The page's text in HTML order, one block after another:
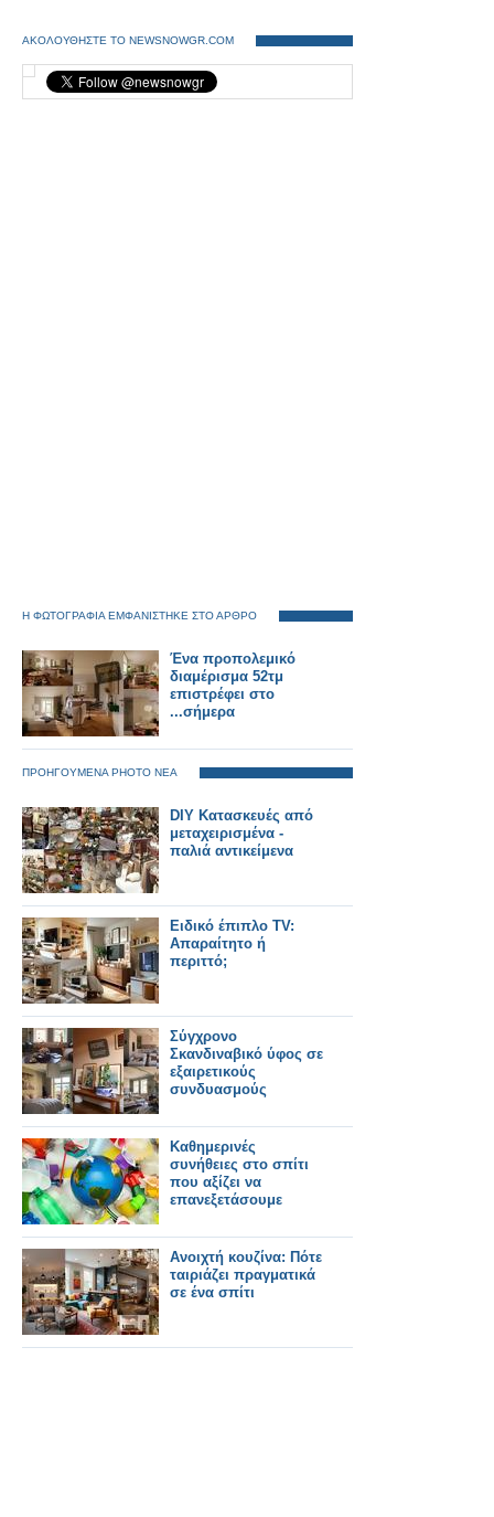
ΑΚΟΛΟΥΘΗΣΤΕ ΤΟ NEWSNOWGR.COM
Η ΦΩΤΟΓΡΑΦΙΑ ΕΜΦΑΝΙΣΤΗΚΕ ΣΤΟ ΑΡΘΡΟ
Ένα προπολεμικό
διαμέρισμα 52τμ
επιστρέφει στο
...σήμερα
ΠΡΟΗΓΟΥΜΕΝΑ PHOTO ΝΕΑ
DIY Κατασκευές από
μεταχειρισμένα -
παλιά αντικείμενα
Ειδικό έπιπλο TV:
Απαραίτητο ή
περιττό;
Σύγχρονο
Σκανδιναβικό ύφος σε
εξαιρετικούς
συνδυασμούς
Καθημερινές
συνήθειες στο σπίτι
που αξίζει να
επανεξετάσουμε
Ανοιχτή κουζίνα: Πότε
ταιριάζει πραγματικά
σε ένα σπίτι